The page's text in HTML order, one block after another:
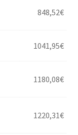
848,52€
1041,95€
1180,08€
1220,31€